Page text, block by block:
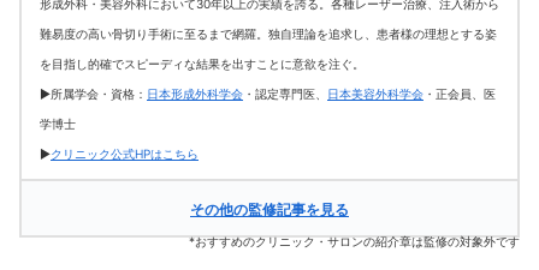
形成外科・美容外科において30年以上の実績を誇る。各種レーザー治療、注入術から
難易度の高い骨切り手術に至るまで網羅。独自理論を追求し、患者様の理想とする姿
を目指し的確でスピーディな結果を出すことに意欲を注ぐ。
▶所属学会・資格： 日本形成外科学会 ・認定専門医、 日本美容外科学会 ・正会員、医
学博士
▶クリニック公式HPはこちら
その他の監修記事を見る
*おすすめのクリニック・サロンの紹介章は監修の対象外です